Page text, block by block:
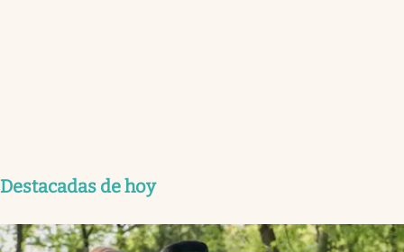
Destacadas de hoy